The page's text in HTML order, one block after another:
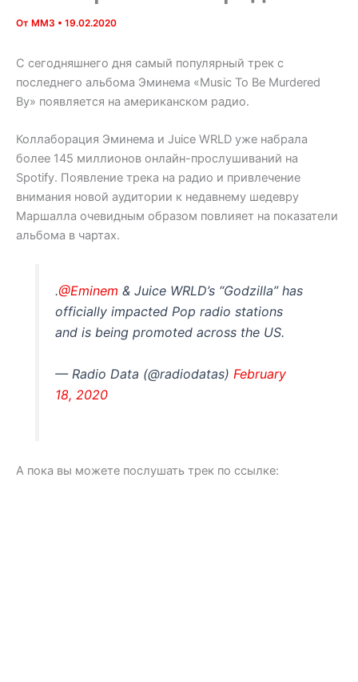
От MM3 • 19.02.2020
С сегодняшнего дня самый популярный трек с
последнего альбома Эминема «Music To Be Murdered
By» появляется на американском радио.
Коллаборация Эминема и Juice WRLD уже набрала
более 145 миллионов онлайн-прослушиваний на
Spotify. Появление трека на радио и привлечение
внимания новой аудитории к недавнему шедевру
Маршалла очевидным образом повлияет на показатели
альбома в чартах.
.@Eminem & Juice WRLD’s “Godzilla” has
officially impacted Pop radio stations
and is being promoted across the US.
— Radio Data (@radiodatas) February
18, 2020
А пока вы можете послушать трек по ссылке: